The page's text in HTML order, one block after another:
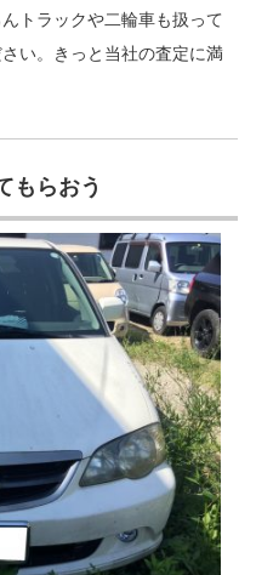
トラックや二輪車も扱って
い。きっと当社の査定に満
もらおう